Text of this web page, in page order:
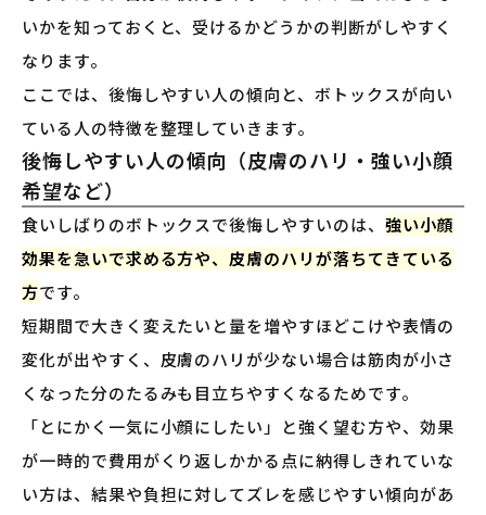
いかを知っておくと、受けるかどうかの判断がしやすく
なります。
ここでは、後悔しやすい人の傾向と、ボトックスが向い
ている人の特徴を整理していきます。
後悔しやすい人の傾向（皮膚のハリ・強い小顔
希望など）
食いしばりのボトックスで後悔しやすいのは、 強い小顔
効果を急いで求める方や、皮膚のハリが落ちてきている
方です。
短期間で大きく変えたいと量を増やすほどこけや表情の
変化が出やすく、皮膚のハリが少ない場合は筋肉が小さ
くなった分のたるみも目立ちやすくなるためです。
「とにかく一気に小顔にしたい」と強く望む方や、効果
が一時的で費用がくり返しかかる点に納得しきれていな
い方は、結果や負担に対してズレを感じやすい傾向があ